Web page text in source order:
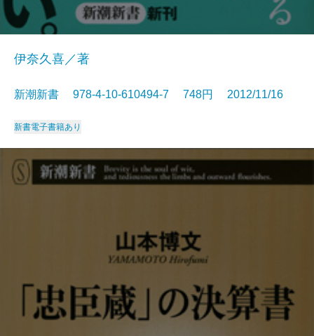
伊奈久喜／著
新潮新書 978-4-10-610494-7 748円 2012/11/16
新書電子書籍あり